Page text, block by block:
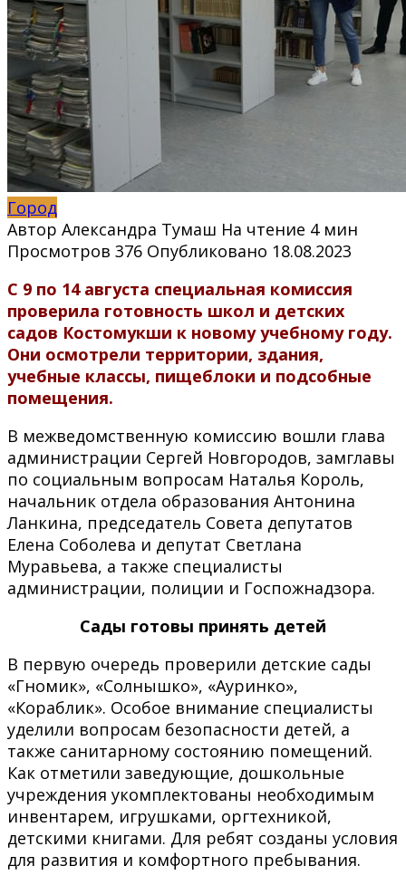
Город
Автор Александра Тумаш На чтение 4 мин
Просмотров 376 Опубликовано 18.08.2023
С 9 по 14 августа специальная комиссия
проверила готовность школ и детских
садов Костомукши к новому учебному году.
Они осмотрели территории, здания,
учебные классы, пищеблоки и подсобные
помещения.
В межведомственную комиссию вошли глава
администрации Сергей Новгородов, замглавы
по социальным вопросам Наталья Король,
начальник отдела образования Антонина
Ланкина, председатель Совета депутатов
Елена Соболева и депутат Светлана
Муравьева, а также специалисты
администрации, полиции и Госпожнадзора.
Сады готовы принять детей
В первую очередь проверили детские сады
«Гномик», «Солнышко», «Ауринко»,
«Кораблик». Особое внимание специалисты
уделили вопросам безопасности детей, а
также санитарному состоянию помещений.
Как отметили заведующие, дошкольные
учреждения укомплектованы необходимым
инвентарем, игрушками, оргтехникой,
детскими книгами. Для ребят созданы условия
для развития и комфортного пребывания.